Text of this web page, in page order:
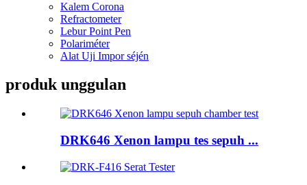
Kalem Corona
Refractometer
Lebur Point Pen
Polariméter
Alat Uji Impor séjén
produk unggulan
DRK646 Xenon lampu tes sepuh ...